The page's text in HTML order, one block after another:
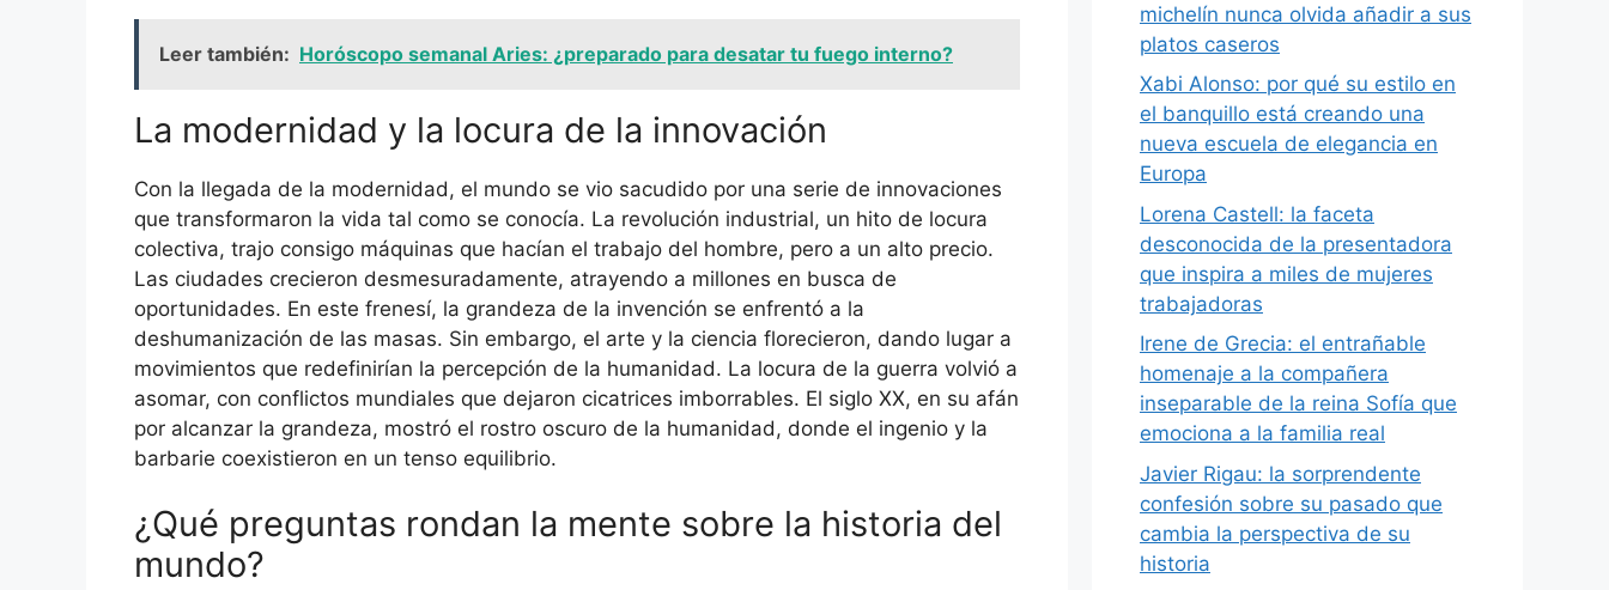
Leer también: Horóscopo semanal Aries: ¿preparado para desatar tu fuego interno?
La modernidad y la locura de la innovación
Con la llegada de la modernidad, el mundo se vio sacudido por una serie de innovaciones
que transformaron la vida tal como se conocía. La revolución industrial, un hito de locura
colectiva, trajo consigo máquinas que hacían el trabajo del hombre, pero a un alto precio.
Las ciudades crecieron desmesuradamente, atrayendo a millones en busca de
oportunidades. En este frenesí, la grandeza de la invención se enfrentó a la
deshumanización de las masas. Sin embargo, el arte y la ciencia florecieron, dando lugar a
movimientos que redefinirían la percepción de la humanidad. La locura de la guerra volvió a
asomar, con conflictos mundiales que dejaron cicatrices imborrables. El siglo XX, en su afán
por alcanzar la grandeza, mostró el rostro oscuro de la humanidad, donde el ingenio y la
barbarie coexistieron en un tenso equilibrio.
¿Qué preguntas rondan la mente sobre la historia del
mundo?
michelín nunca olvida añadir a sus
platos caseros
Xabi Alonso: por qué su estilo en
el banquillo está creando una
nueva escuela de elegancia en
Europa
Lorena Castell: la faceta
desconocida de la presentadora
que inspira a miles de mujeres
trabajadoras
Irene de Grecia: el entrañable
homenaje a la compañera
inseparable de la reina Sofía que
emociona a la familia real
Javier Rigau: la sorprendente
confesión sobre su pasado que
cambia la perspectiva de su
historia